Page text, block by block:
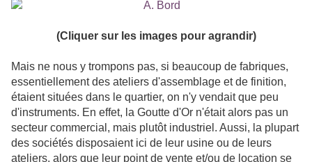
(Cliquer sur les images pour agrandir)
Mais ne nous y trompons pas, si beaucoup de fabriques,
essentiellement des ateliers d'assemblage et de finition,
étaient situées dans le quartier, on n'y vendait que peu
d'instruments. En effet, la Goutte d'Or n'était alors pas un
secteur commercial, mais plutôt industriel. Aussi, la plupart
des sociétés disposaient ici de leur usine ou de leurs
ateliers, alors que leur point de vente et/ou de location se